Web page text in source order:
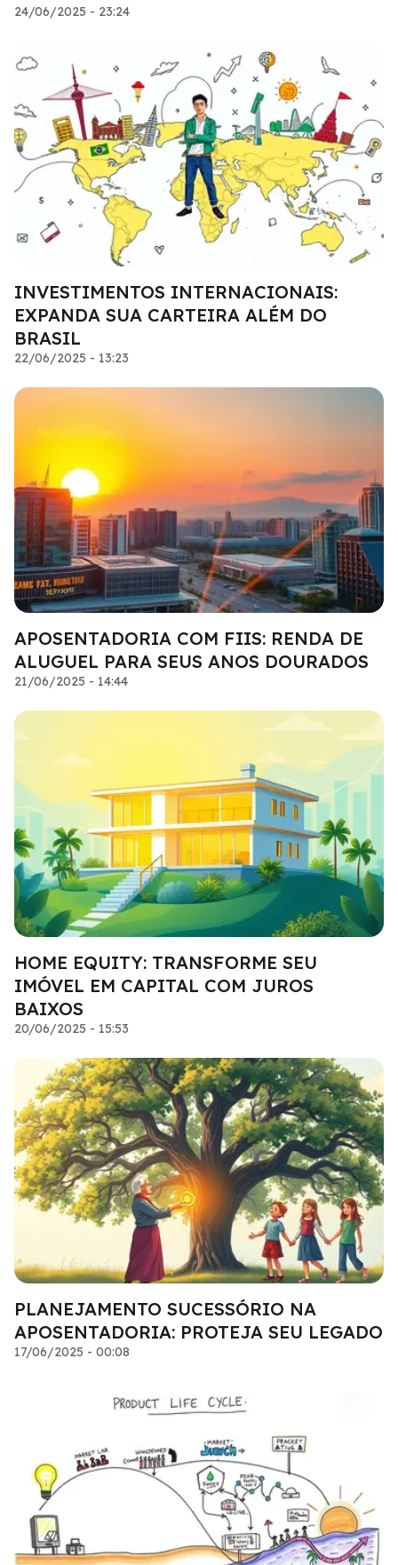
24/06/2025 - 23:24
INVESTIMENTOS INTERNACIONAIS:
EXPANDA SUA CARTEIRA ALÉM DO
BRASIL
22/06/2025 - 13:23
APOSENTADORIA COM FIIS: RENDA DE
ALUGUEL PARA SEUS ANOS DOURADOS
21/06/2025 - 14:44
HOME EQUITY: TRANSFORME SEU
IMÓVEL EM CAPITAL COM JUROS
BAIXOS
20/06/2025 - 15:53
PLANEJAMENTO SUCESSÓRIO NA
APOSENTADORIA: PROTEJA SEU LEGADO
17/06/2025 - 00:08